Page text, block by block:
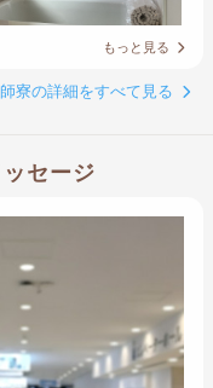
もっと見る
寮の詳細をすべて見る
セージ